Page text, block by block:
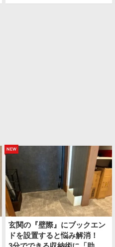
new
玄関の『壁際』にブックエン
ドを設置すると悩み解消！